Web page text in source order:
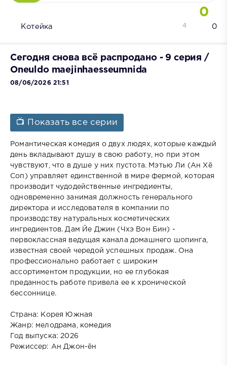
0
Котейка 0
4
Сегодня снова всё распродано - 9 серия /
Oneuldo maejinhaesseumnida
08/06/2026 21:51
📺 Показать все серии
Романтическая комедия о двух людях, которые каждый
день вкладывают душу в свою работу, но при этом
чувствуют, что в душе у них пустота. Мэтью Ли (Ан Хё
Соп) управляет единственной в мире фермой, которая
производит чудодейственные ингредиенты,
одновременно занимая должность генерального
директора и исследователя в компании по
производству натуральных косметических
ингредиентов. Дам Йе Джин (Чхэ Вон Бин) -
первоклассная ведущая канала домашнего шопинга,
известная своей чередой успешных продаж. Она
профессионально работает с широким
ассортиментом продукции, но ее глубокая
преданность работе привела ее к хронической
бессоннице.
Страна: Корея Южная
Жанр: мелодрама, комедия
Год выпуска: 2026
Режиссер: Ан Джон-ён